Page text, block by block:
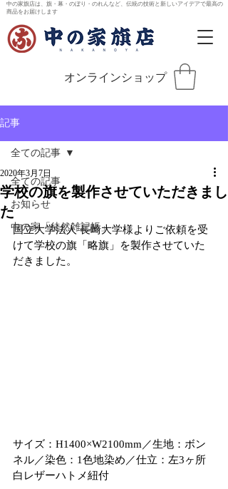
中の家旗店は、旗・幕・のぼり・のれんなど、伝統の技術と新しいアイデアで最高の
商品をお届けします
オンラインショップ
記事
全ての記事
お知らせ
中の家「徒然雑記帳」
全ての記事
学校の旗を製作させていただきまし
た
2020年3月7日
国立大学法人 長崎大学様よりご依頼を受
けて学校の旗「略旗」を製作させていた
だきました。
サイズ：H1400×W2100mm／生地：ボン
ネル／染色：1色地染め／仕立：左3ヶ所
白レザーハトメ紐付